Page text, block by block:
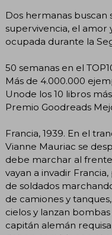
Dos hermanas buscan
supervivencia, el amor
ocupada durante la
50 semanas en el
Más de 4.000.000
Unode los 10 libros
Premio Goodreads
Francia, 1939. En el
Vianne Mauriac se
debe marchar al
vayan a invadir
de soldados
de camiones y
cielos y lanzan
capitán alemán requisa